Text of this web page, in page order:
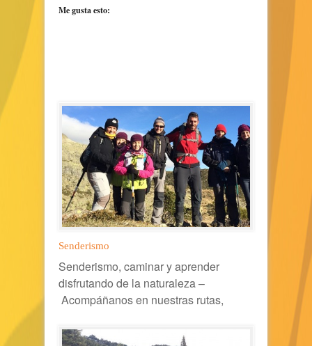
Me gusta esto:
Senderismo
Senderismo, caminar y aprender
disfrutando de la naturaleza –
Acompáñanos en nuestras rutas,